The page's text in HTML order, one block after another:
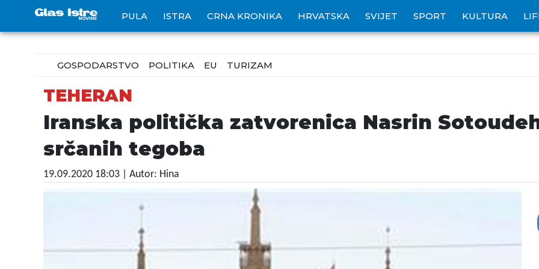
PULA ISTRA CRNA KRONIKA HRVATSKA SVIJET SPORT KULTURA
GOSPODARSTVO POLITIKA EU TURIZAM
TEHERAN
Iranska politička zatvorenica Nasrin
srčanih tegoba
19.09.2020 18:03 | Autor: Hina